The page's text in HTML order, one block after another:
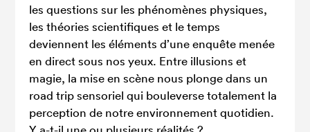
les questions sur les phénomènes physiques,
les théories scientifiques et le temps
deviennent les éléments d’une enquête menée
en direct sous nos yeux. Entre illusions et
magie, la mise en scène nous plonge dans un
road trip sensoriel qui bouleverse totalement la
perception de notre environnement quotidien.